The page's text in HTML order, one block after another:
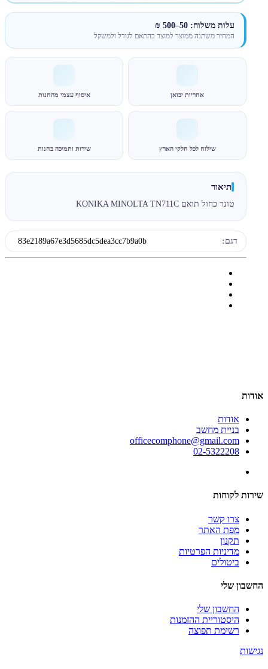
עלות משלוח: 50–500 ₪
המחיר משתנה ממוצר למוצר בהתאם לגודל ולמשקל
אחריות יבואן איסוף עצמי מהחנות
שילוח לכל חלקי הארץ שירות ותמיכה בחנות
תיאור
טונר כחול תואם KONIKA MINOLTA TN711C
דגם: 83e2189a67e3d5685dc5dea3cc7b9a0b
אודות
אודות
בניית מחשב
officecomphone@gmail.com
02-5322208
שירות לקוחות
צרו קשר
מפת האתר
תקנון
מדיניות הפרטיות
ביטולים
החשבון שלי
החשבון שלי
היסטוריית ההזמנות
רשימת תפוצה
נגישות